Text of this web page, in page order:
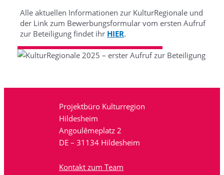
Alle aktuellen Informationen zur KulturRegionale und
der Link zum Bewerbungsformular vom ersten Aufruf
zur Beteiligung findet ihr HIER.
Projektbüro Kulturregion
Hildesheim
Angoulêmeplatz 2
DE – 31134 Hildesheim
Kontakt zum Team